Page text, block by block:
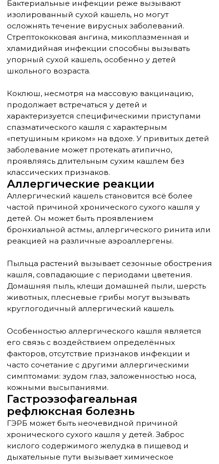
заболеваний у детей.
Сухой воздух в помещении, особенно в
отопительный сезон, может усиливать кашель и
затруднять выздоровление. Оптимальная
влажность воздуха для детей составляет 50-60%.
Симптомы и клинические
проявления
Сухой кашель у детей может проявляться по-
разному в зависимости от возраста ребёнка,
причины и тяжести состояния. Понимание
различных вариантов течения помогает
родителям правильно оценить ситуацию и
медицинской помощи.
Характер кашля может многое рассказать о
его причине. Лающий кашель характерен
для ларингита и крупа, особенно опасного у
детей раннего возраста. При этом состоянии
происходит отёк гортани, который может
Приступообразный спазматический кашель
с затруднённым вдохом может указывать на
коклюш или паракоклюш. Такие приступы
особенно мучительны для детей и могут
сопровождаться рвотой, цианозом лица,
потерей сознания.
Ночной кашель часто связан с
постназальным затёком слизи,
гастроэзофагеальным рефлюксом или
бронхиальной астмой. Он нарушает сон
ребёнка и всей семьи, приводит к дневной
усталости и снижению концентрации
Кашель при физической нагрузке может